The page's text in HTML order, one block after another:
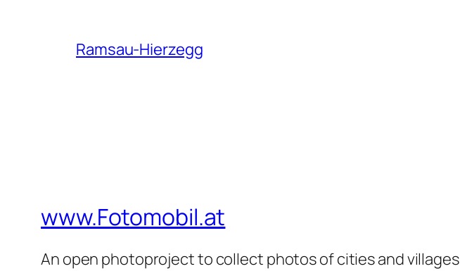
Ramsau-Hierzegg
www.Fotomobil.at
An open photoproject to collect photos of cities and villages